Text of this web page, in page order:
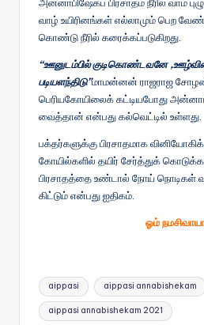
வாழ் உயிரினங்கள் எல்லாமும் பெற
கொண்டு நீரில் கரைக்கப்படுகிறது.
“ஊனுடம்பில் குடிகொண்டவனே
படியளந்திடு”மாமன்னன் ராஜராஜ
பெரியகோயிலைக் கட்டியபோது
வைத்தான் என்பது கல்வெட்டில் உள்ளது.
பக்தர்களுக்கு பிரசாதமாக
கோயில்களில் தயிர் சேர்த்துக்
பிரசாதத்தை உண்டால் நோய் நொடிகள்
கிட்டும் என்பது ஐதிகம்.
ஓம்
Tags:
aippasi aippasi annabishekam
aippasi annabishekam 2021